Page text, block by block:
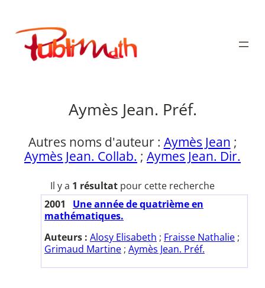
contenu
Publimath
Aymès Jean. Préf.
Autres noms d'auteur : Aymès Jean ;
Aymès Jean. Collab. ; Aymes Jean. Dir.
Il y a 1 résultat pour cette recherche
2001
Une année de quatrième en
mathématiques.
Auteurs : Alosy Elisabeth ; Fraisse Nathalie ;
Grimaud Martine ; Aymès Jean. Préf.